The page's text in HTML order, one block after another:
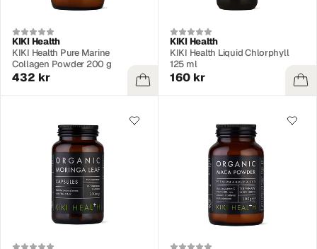
KIKI Health
KIKI Health Pure Marine
Collagen Powder 200 g
432 kr
KIKI Health
KIKI Health Liquid Chlorphyll
125 ml
160 kr